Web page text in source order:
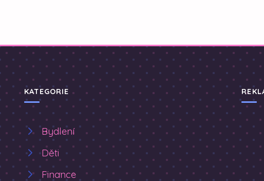
KATEGORIE
Bydlení
Děti
Finance